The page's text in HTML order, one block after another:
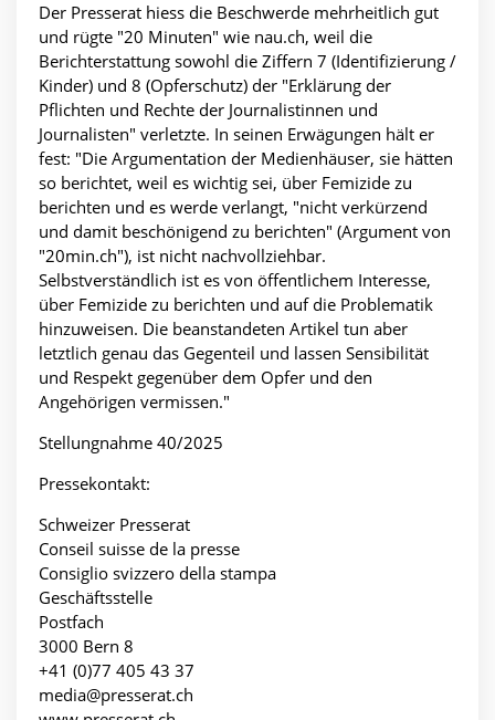
Der Presserat hiess die Beschwerde mehrheitlich gut
und rügte "20 Minuten" wie nau.ch, weil die
Berichterstattung sowohl die Ziffern 7 (Identifizierung /
Kinder) und 8 (Opferschutz) der "Erklärung der
Pflichten und Rechte der Journalistinnen und
Journalisten" verletzte. In seinen Erwägungen hält er
fest: "Die Argumentation der Medienhäuser, sie hätten
so berichtet, weil es wichtig sei, über Femizide zu
berichten und es werde verlangt, "nicht verkürzend
und damit beschönigend zu berichten" (Argument von
"20min.ch"), ist nicht nachvollziehbar.
Selbstverständlich ist es von öffentlichem Interesse,
über Femizide zu berichten und auf die Problematik
hinzuweisen. Die beanstandeten Artikel tun aber
letztlich genau das Gegenteil und lassen Sensibilität
und Respekt gegenüber dem Opfer und den
Angehörigen vermissen."
Stellungnahme 40/2025
Pressekontakt:
Schweizer Presserat
Conseil suisse de la presse
Consiglio svizzero della stampa
Geschäftsstelle
Postfach
3000 Bern 8
+41 (0)77 405 43 37
media@presserat.ch